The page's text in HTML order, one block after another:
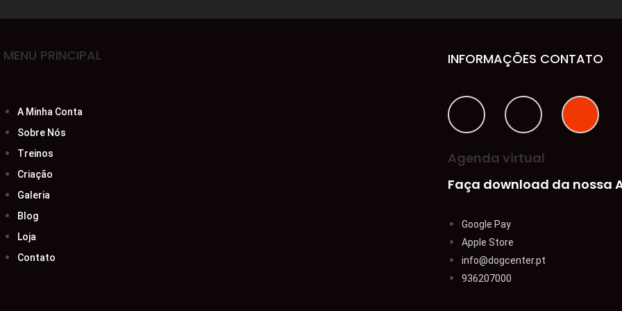
MENU PRINCIPAL
A Minha Conta
Sobre Nós
Treinos
Criação
Galeria
Blog
Loja
Contato
INFORMAÇÕES CONTATO
Agenda virtual
Faça download da nossa
Google Pay
Apple Store
info@dogcenter.pt
936207000